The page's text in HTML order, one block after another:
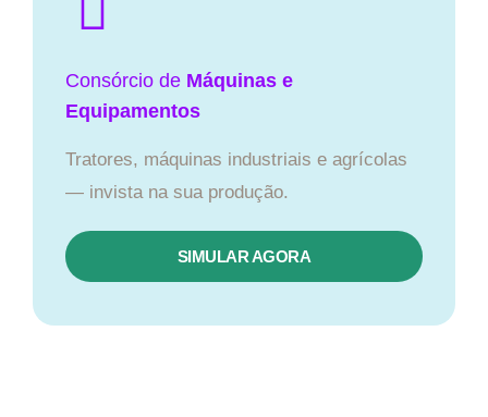
Consórcio de Máquinas e
Equipamentos
Tratores, máquinas industriais e agrícolas
— invista na sua produção.
SIMULAR AGORA